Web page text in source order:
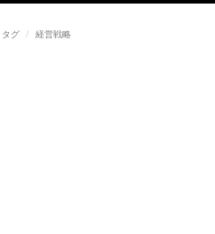
タグ / 経営戦略